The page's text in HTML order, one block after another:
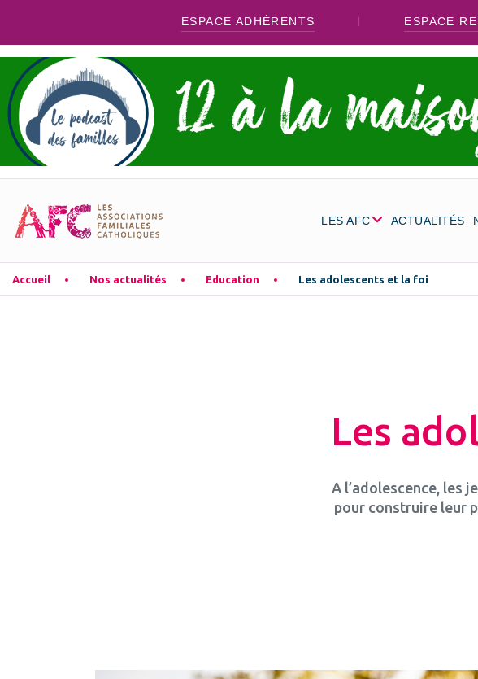
ESPACE ADHÉRENTS ESPACE
LES AFC ACTUALITÉS
Accueil Nos actualités Education Les adolescents et la foi
Les
A l’adolescence, les
pour construire leur